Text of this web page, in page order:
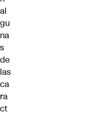
al
gu
na
s
de
las
ca
ra
ct